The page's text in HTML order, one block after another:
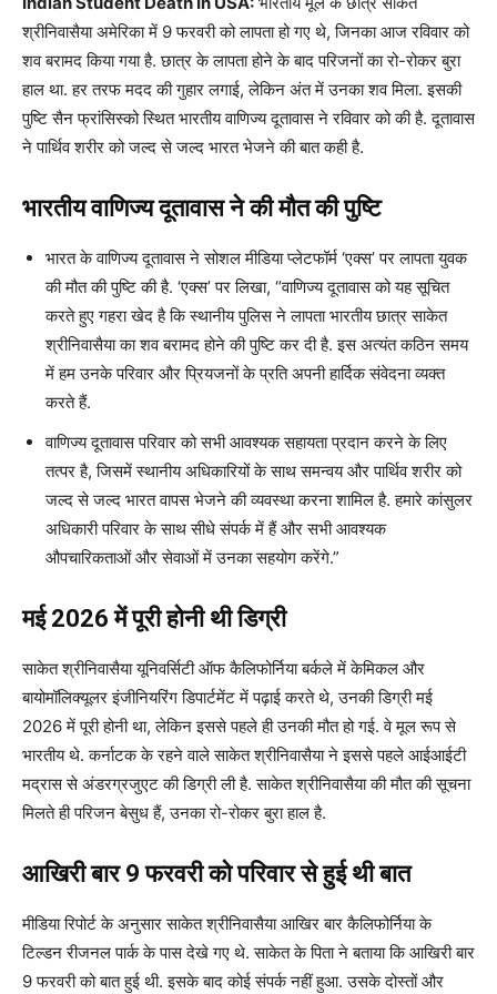
श्रीनिवासैया अमेरिका में 9 फरवरी को लापता हो गए थे, जिनका आज रविवार को
शव बरामद किया गया है. छात्र के लापता होने के बाद परिजनों का रो-रोकर बुरा
हाल था. हर तरफ मदद की गुहार लगाई, लेकिन अंत में उनका शव मिला. इसकी
पुष्टि सैन फ्रांसिस्को स्थित भारतीय वाणिज्य दूतावास ने रविवार को की है. दूतावास
ने पार्थिव शरीर को जल्द से जल्द भारत भेजने की बात कही है.
भारतीय वाणिज्य दूतावास ने की मौत की पुष्टि
भारत के वाणिज्य दूतावास ने सोशल मीडिया प्लेटफॉर्म ‘एक्स’ पर लापता युवक
की मौत की पुष्टि की है. ‘एक्स’ पर लिखा, “वाणिज्य दूतावास को यह सूचित
करते हुए गहरा खेद है कि स्थानीय पुलिस ने लापता भारतीय छात्र साकेत
श्रीनिवासैया का शव बरामद होने की पुष्टि कर दी है. इस अत्यंत कठिन समय
में हम उनके परिवार और प्रियजनों के प्रति अपनी हार्दिक संवेदना व्यक्त
करते हैं.
वाणिज्य दूतावास परिवार को सभी आवश्यक सहायता प्रदान करने के लिए
तत्पर है, जिसमें स्थानीय अधिकारियों के साथ समन्वय और पार्थिव शरीर को
जल्द से जल्द भारत वापस भेजने की व्यवस्था करना शामिल है. हमारे कांसुलर
अधिकारी परिवार के साथ सीधे संपर्क में हैं और सभी आवश्यक
औपचारिकताओं और सेवाओं में उनका सहयोग करेंगे.”
मई 2026 में पूरी होनी थी डिग्री
साकेत श्रीनिवासैया यूनिवर्सिटी ऑफ कैलिफोर्निया बर्कले में केमिकल और
बायोमॉलिक्यूलर इंजीनियरिंग डिपार्टमेंट में पढ़ाई करते थे, उनकी डिग्री मई
2026 में पूरी होनी था, लेकिन इससे पहले ही उनकी मौत हो गई. वे मूल रूप से
भारतीय थे. कर्नाटक के रहने वाले साकेत श्रीनिवासैया ने इससे पहले आईआईटी
मद्रास से अंडरग्रजुएट की डिग्री ली है. साकेत श्रीनिवासैया की मौत की सूचना
मिलते ही परिजन बेसुध हैं, उनका रो-रोकर बुरा हाल है.
आखिरी बार 9 फरवरी को परिवार से हुई थी बात
मीडिया रिपोर्ट के अनुसार साकेत श्रीनिवासैया आखिर बार कैलिफोर्निया के
टिल्डन रीजनल पार्क के पास देखे गए थे. साकेत के पिता ने बताया कि आखिरी बार
9 फरवरी को बात हुई थी. इसके बाद कोई संपर्क नहीं हुआ. उसके दोस्तों और